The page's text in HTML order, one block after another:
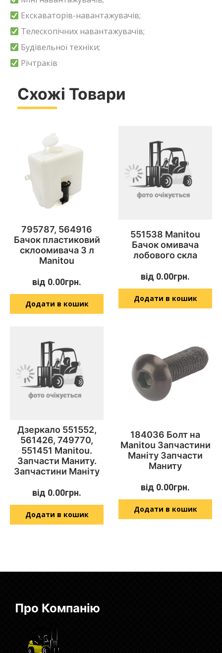
Екскаваторів-навантажувачів;
Телескопічних навантажувачів;
Будівельної техніки;
Річтраків
Схожі Товари
795787, 564916
Бачок пластиковий
склоомивача 3 л
Manitou
від 0.00грн.
Додати в кошик
551538 Manitou
Бачок омивача
лобового скла
від 0.00грн.
Додати в кошик
Дзеркало 551552,
561426, 749770,
551451 Manitou.
Запчасти Маниту.
Запчастини Маніту
від 0.00грн.
Додати в кошик
184036 Болт на
Manitou Запчастини
Маніту Запчасти
Маниту
від 0.00грн.
Додати в кошик
Про Компанію